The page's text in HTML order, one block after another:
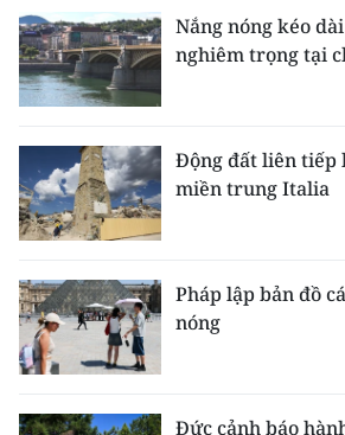
CÁC CHUYÊN TRANG
VỀ BÁO NHÂN DÂN
THỜI NAY
NHÂN DÂN CUỐI TUẦN
MUA BÁO
ĐỌC BÁO IN
Nắng nóng kéo
nghiêm trọng tại
Động đất liên tiếp
miền trung Italia
Pháp lập bản đồ
nóng
Đức cảnh báo